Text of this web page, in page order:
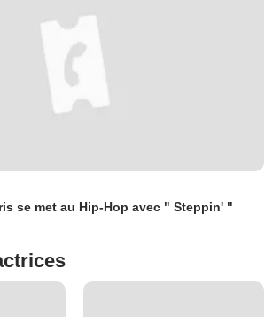
se met au Hip-Hop avec " Steppin' "